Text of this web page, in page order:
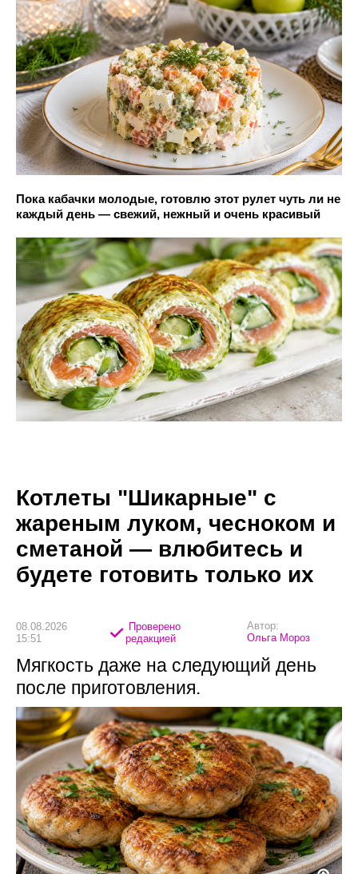
Пока кабачки молодые, готовлю этот рулет чуть ли не
каждый день — свежий, нежный и очень красивый
Котлеты "Шикарные" с
жареным луком, чесноком и
сметаной — влюбитесь и
будете готовить только их
08.08.2026
15:51
Проверено
редакцией
Автор:
Ольга Мороз
Мягкость даже на следующий день
после приготовления.